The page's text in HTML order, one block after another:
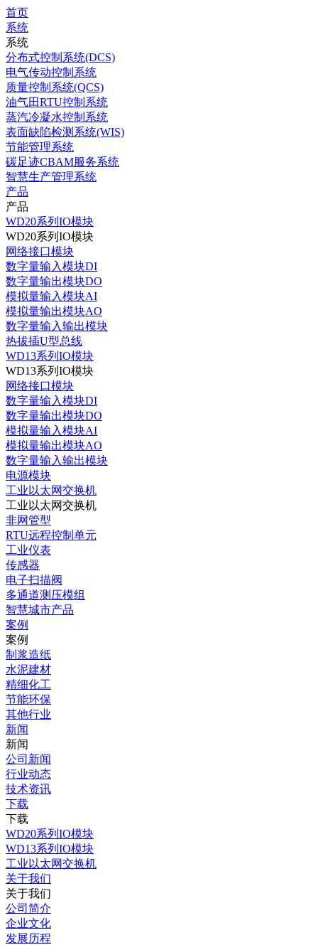
首页
系统
系统
分布式控制系统(DCS)
电气传动控制系统
质量控制系统(QCS)
油气田RTU控制系统
蒸汽冷凝水控制系统
表面缺陷检测系统(WIS)
节能管理系统
碳足迹CBAM服务系统
智慧生产管理系统
产品
产品
WD20系列IO模块
WD20系列IO模块
网络接口模块
数字量输入模块DI
数字量输出模块DO
模拟量输入模块AI
模拟量输出模块AO
数字量输入输出模块
热拔插U型总线
WD13系列IO模块
WD13系列IO模块
网络接口模块
数字量输入模块DI
数字量输出模块DO
模拟量输入模块AI
模拟量输出模块AO
数字量输入输出模块
电源模块
工业以太网交换机
工业以太网交换机
非网管型
RTU远程控制单元
工业仪表
传感器
电子扫描阀
多通道测压模组
智慧城市产品
案例
案例
制浆造纸
水泥建材
精细化工
节能环保
其他行业
新闻
新闻
公司新闻
行业动态
技术资讯
下载
下载
WD20系列IO模块
WD13系列IO模块
工业以太网交换机
关于我们
关于我们
公司简介
企业文化
发展历程